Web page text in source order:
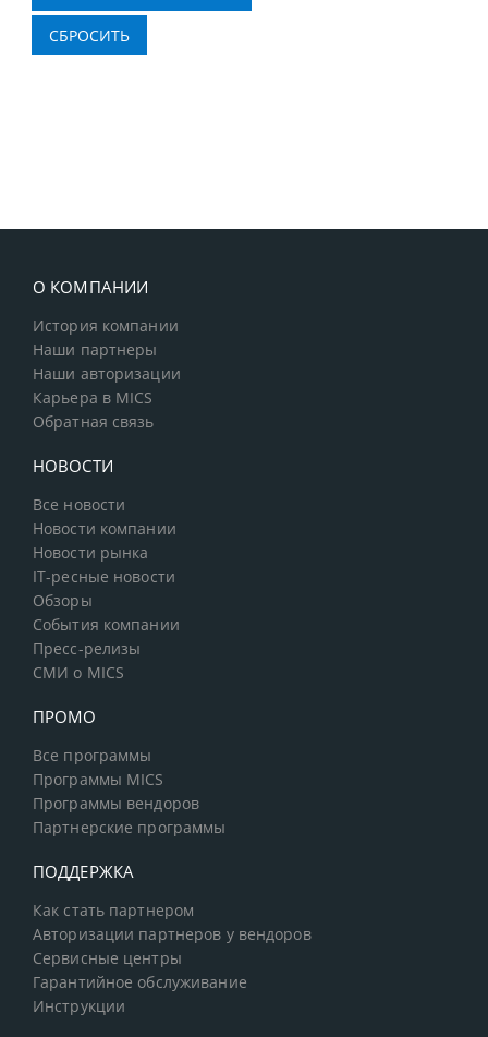
О КОМПАНИИ
История компании
Наши партнеры
Наши авторизации
Карьера в MICS
Обратная связь
НОВОСТИ
Все новости
Новости компании
Новости рынка
IT-ресные новости
Обзоры
События компании
Пресс-релизы
СМИ о MICS
ПРОМО
Все программы
Программы MICS
Программы вендоров
Партнерские программы
ПОДДЕРЖКА
Как стать партнером
Авторизации партнеров у вендоров
Сервисные центры
Гарантийное обслуживание
Инструкции